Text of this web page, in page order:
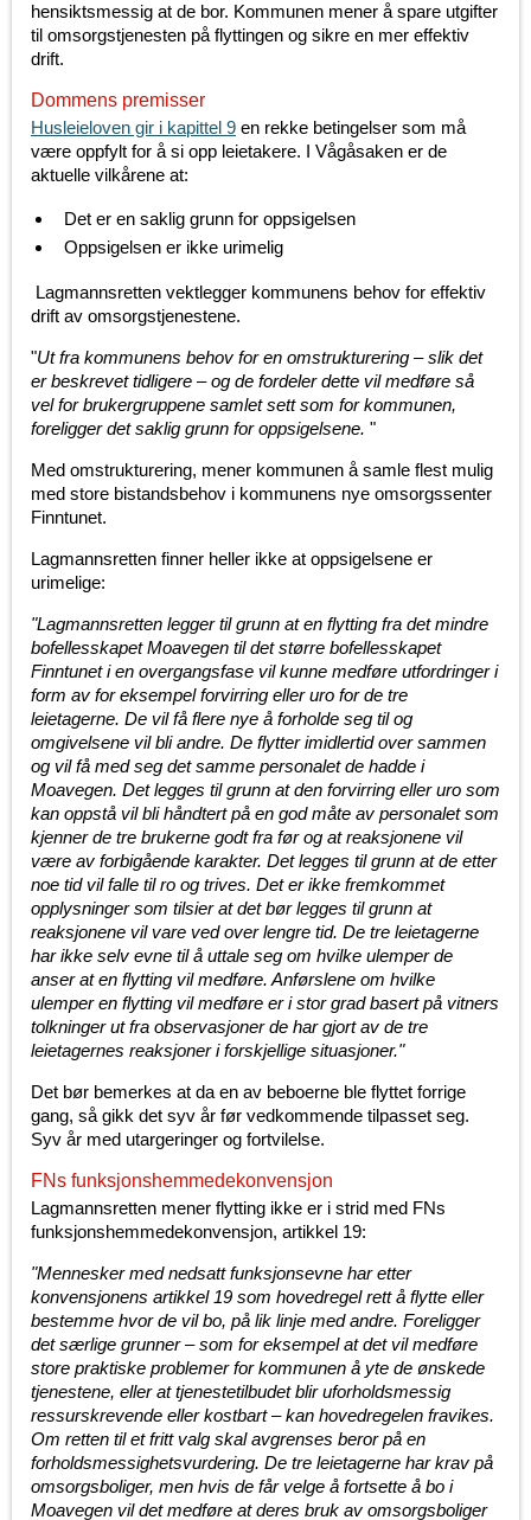
hensiktsmessig at de bor. Kommunen mener å spare utgifter
til omsorgstjenesten på flyttingen og sikre en mer effektiv
drift.
Dommens premisser
Husleieloven gir i kapittel 9 en rekke betingelser som må
være oppfylt for å si opp leietakere. I Vågåsaken er de
aktuelle vilkårene at:
Det er en saklig grunn for oppsigelsen
Oppsigelsen er ikke urimelig
Lagmannsretten vektlegger kommunens behov for effektiv
drift av omsorgstjenestene.
"Ut fra kommunens behov for en omstrukturering – slik det
er beskrevet tidligere – og de fordeler dette vil medføre så
vel for brukergruppene samlet sett som for kommunen,
foreligger det saklig grunn for oppsigelsene. "
Med omstrukturering, mener kommunen å samle flest mulig
med store bistandsbehov i kommunens nye omsorgssenter
Finntunet.
Lagmannsretten finner heller ikke at oppsigelsene er
urimelige:
"Lagmannsretten legger til grunn at en flytting fra det mindre
bofellesskapet Moavegen til det større bofellesskapet
Finntunet i en overgangsfase vil kunne medføre utfordringer i
form av for eksempel forvirring eller uro for de tre
leietagerne. De vil få flere nye å forholde seg til og
omgivelsene vil bli andre. De flytter imidlertid over sammen
og vil få med seg det samme personalet de hadde i
Moavegen. Det legges til grunn at den forvirring eller uro som
kan oppstå vil bli håndtert på en god måte av personalet som
kjenner de tre brukerne godt fra før og at reaksjonene vil
være av forbigående karakter. Det legges til grunn at de etter
noe tid vil falle til ro og trives. Det er ikke fremkommet
opplysninger som tilsier at det bør legges til grunn at
reaksjonene vil vare ved over lengre tid. De tre leietagerne
har ikke selv evne til å uttale seg om hvilke ulemper de
anser at en flytting vil medføre. Anførslene om hvilke
ulemper en flytting vil medføre er i stor grad basert på vitners
tolkninger ut fra observasjoner de har gjort av de tre
leietagernes reaksjoner i forskjellige situasjoner."
Det bør bemerkes at da en av beboerne ble flyttet forrige
gang, så gikk det syv år før vedkommende tilpasset seg.
Syv år med utargeringer og fortvilelse.
FNs funksjonshemmedekonvensjon
Lagmannsretten mener flytting ikke er i strid med FNs
funksjonshemmedekonvensjon, artikkel 19:
"Mennesker med nedsatt funksjonsevne har etter
konvensjonens artikkel 19 som hovedregel rett å flytte eller
bestemme hvor de vil bo, på lik linje med andre. Foreligger
det særlige grunner – som for eksempel at det vil medføre
store praktiske problemer for kommunen å yte de ønskede
tjenestene, eller at tjenestetilbudet blir uforholdsmessig
ressurskrevende eller kostbart – kan hovedregelen fravikes.
Om retten til et fritt valg skal avgrenses beror på en
forholdsmessighetsvurdering. De tre leietagerne har krav på
omsorgsboliger, men hvis de får velge å fortsette å bo i
Moavegen vil det medføre at deres bruk av omsorgsboliger